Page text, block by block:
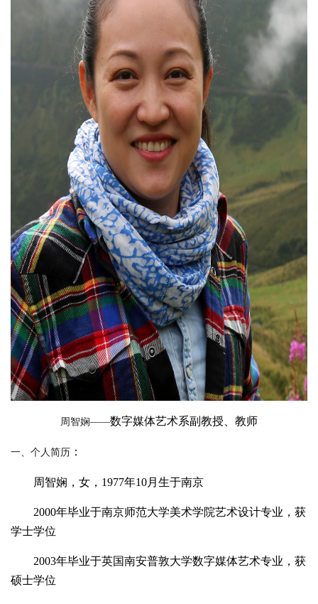
周智娴——数字媒体艺术系副教授、教师
一、个人简历 ：
周智娴，女， 1977年10月生于南京
2000年毕业于南京师范大学美术学院艺术设计专业，获
学士学位
2003年毕业于英国南安普敦大学数字媒体艺术专业，获
硕士学位